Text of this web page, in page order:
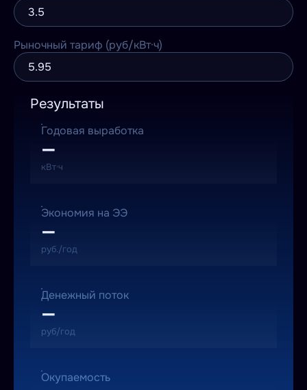
Рыночный тариф (руб/кВт·ч)
Результаты
Годовая выработка
—
кВт·ч
Экономия на ЭЭ
—
руб./год
Денежный поток
—
руб/год
Окупаемость